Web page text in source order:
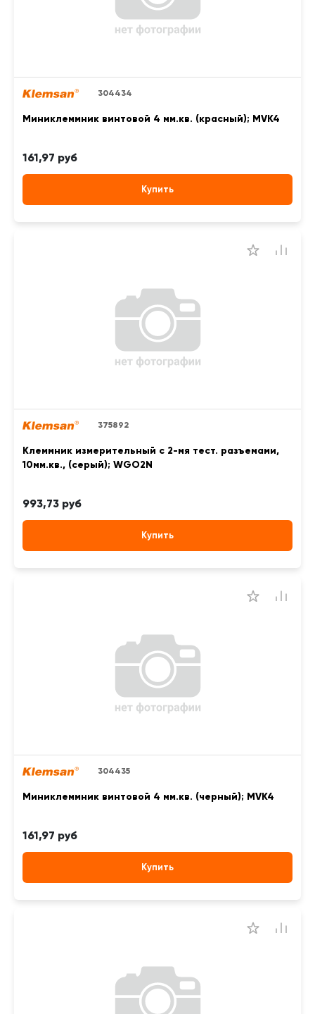
304434
Миниклеммник винтовой 4 мм.кв. (красный); MVK4
161,97 руб
Купить
375892
Клеммник измерительный с 2-мя тест. разъемами,
10мм.кв., (серый); WGO2N
993,73 руб
Купить
304435
Миниклеммник винтовой 4 мм.кв. (черный); MVK4
161,97 руб
Купить